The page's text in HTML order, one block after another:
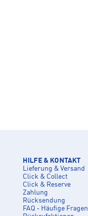
HILFE & KONTAKT
Lieferung & Versand
Click & Collect
Click & Reserve
Zahlung
Rücksendung
FAQ - Häufige Fragen